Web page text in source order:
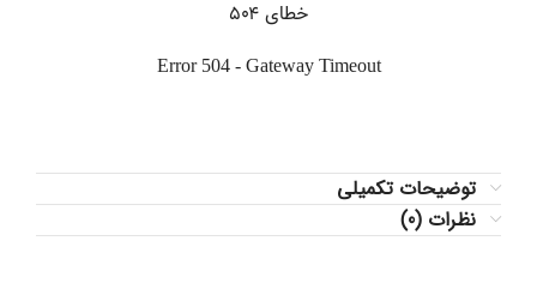
توضیحات تکمیلی
نظرات (0)